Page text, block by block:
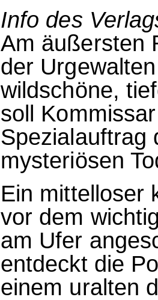
Info des
Am äußersten
der
wildschöne,
soll
Spezialauftrag
mysteriösen
Ein mittelloser
vor dem
am Ufer
entdeckt die
einem uralten